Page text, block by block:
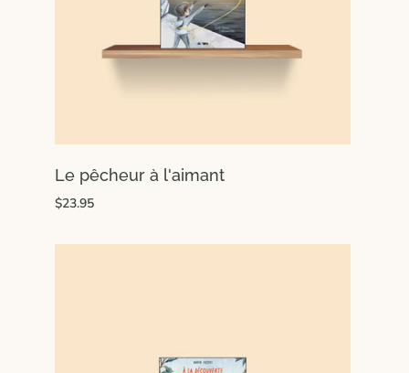
Le pêcheur à l'aimant
$23.95